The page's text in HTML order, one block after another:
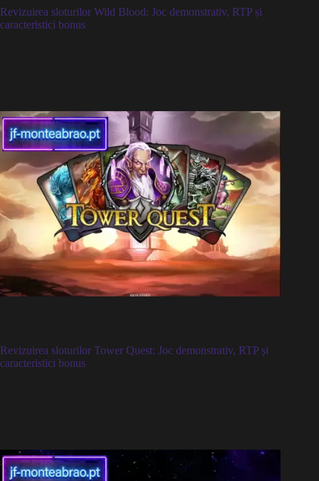
Revizuirea sloturilor Wild Blood: Joc demonstrativ, RTP și
caracteristici bonus
Revizuirea sloturilor Tower Quest: Joc demonstrativ, RTP și
caracteristici bonus